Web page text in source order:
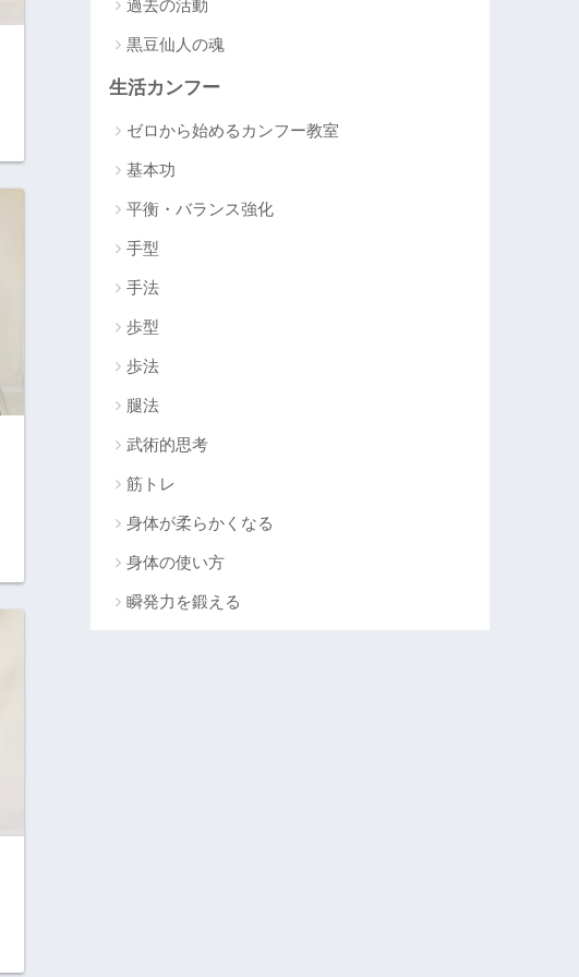
過去の活動
黒豆仙人の魂
生活カンフー
ゼロから始めるカンフー教室
基本功
平衡・バランス強化
手型
手法
歩型
歩法
腿法
武術的思考
筋トレ
身体が柔らかくなる
身体の使い方
瞬発力を鍛える